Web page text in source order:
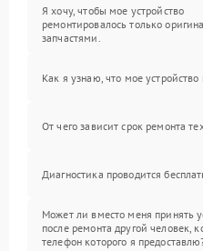
Я хочу, чтобы мое устройство
ремонтировалось только
запчастями.
Как я узнаю, что мое устройство
От чего зависит срок ремонта
Диагностика проводится
Может ли вместо меня принять
после ремонта другой человек,
телефон которого я